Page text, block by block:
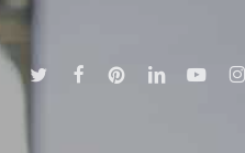
TwitterFacebookPinterestLinkedinYoutube